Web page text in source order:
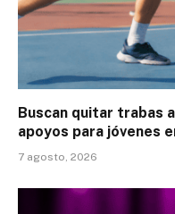
Buscan quitar trabas
apoyos para jóvenes
7 agosto, 2026